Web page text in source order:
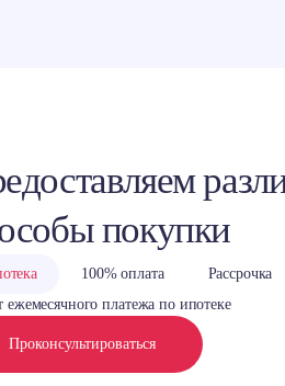
покупки
100% оплата
Рассрочка
ежемесячного платежа по ипотеке
Проконсультироваться